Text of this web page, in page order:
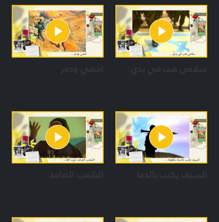
سلاحي هب في يدي امضي ودمر
السيف يكتب بالدما الشعب الصامد